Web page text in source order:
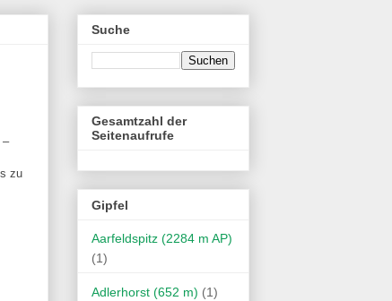
–
zu
Suche
Gesamtzahl der
Seitenaufrufe
Gipfel
Aarfeldspitz (2284 m AP)
(1)
Adlerhorst (652 m) (1)